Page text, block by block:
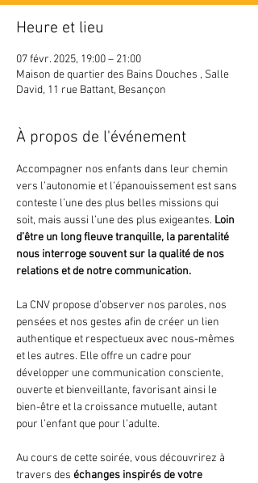
Heure et lieu
07 févr. 2025, 19:00 – 21:00
Maison de quartier des Bains Douches , Salle
David, 11 rue Battant, Besançon
À propos de l'événement
Accompagner nos enfants dans leur chemin
vers l’autonomie et l’épanouissement est sans
conteste l’une des plus belles missions qui
soit, mais aussi l’une des plus exigeantes. Loin
d’être un long fleuve tranquille, la parentalité
nous interroge souvent sur la qualité de nos
relations et de notre communication.
La CNV propose d’observer nos paroles, nos
pensées et nos gestes afin de créer un lien
authentique et respectueux avec nous-mêmes
et les autres. Elle offre un cadre pour
développer une communication consciente,
ouverte et bienveillante, favorisant ainsi le
bien-être et la croissance mutuelle, autant
pour l’enfant que pour l’adulte.
Au cours de cette soirée, vous découvrirez à
travers des échanges inspirés de votre